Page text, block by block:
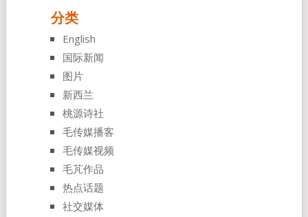
分类
English
国际新闻
图片
新西兰
桃源诗社
毛传媒播客
毛传媒视频
毛芃作品
热点话题
社交媒体